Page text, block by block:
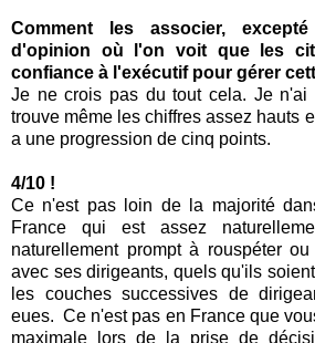
Comment les associer,
d'opinion où l'on voit que les
confiance à l'exécutif pour gérer
Je ne crois pas du tout cela. Je n'ai
trouve même les chiffres assez hauts
a une progression de cinq points.
4/10 !
Ce n'est pas loin de la majorité
France qui est assez
naturellement prompt à rouspéter
avec ses dirigeants, quels qu'ils
les couches successives de
eues. Ce n'est pas en France que
maximale lors de la prise de